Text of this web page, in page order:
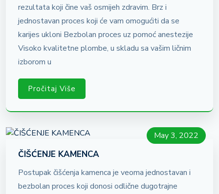
rezultata koji čine vaš osmijeh zdravim. Brz i
jednostavan proces koji će vam omogućiti da se
karijes ukloni Bezbolan proces uz pomoć anestezije
Visoko kvalitetne plombe, u skladu sa vašim ličnim
izborom u
Pročitaj Više
May 3, 2022
ČIŠĆENJE KAMENCA
Postupak čišćenja kamenca je veoma jednostavan i
bezbolan proces koji donosi odlične dugotrajne